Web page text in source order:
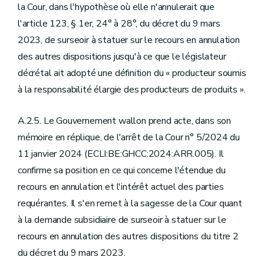
la Cour, dans l'hypothèse où elle n'annulerait que
l'article 123, § 1er, 24° à 28°, du décret du 9 mars
2023, de surseoir à statuer sur le recours en annulation
des autres dispositions jusqu'à ce que le législateur
décrétal ait adopté une définition du « producteur soumis
à la responsabilité élargie des producteurs de produits ».
A.2.5. Le Gouvernement wallon prend acte, dans son
mémoire en réplique, de l'arrêt de la Cour n° 5/2024 du
11 janvier 2024 (ECLI:BE:GHCC:2024:ARR.005). Il
confirme sa position en ce qui concerne l'étendue du
recours en annulation et l'intérêt actuel des parties
requérantes. Il s'en remet à la sagesse de la Cour quant
à la demande subsidiaire de surseoir à statuer sur le
recours en annulation des autres dispositions du titre 2
du décret du 9 mars 2023.